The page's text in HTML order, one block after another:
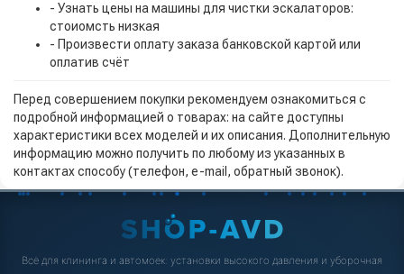
- Узнать цены на машины для чистки эскалаторов:
стоиомсть низкая
- Произвести оплату заказа банковской картой или
оплатив счёт
Перед совершением покупки рекомендуем ознакомиться с
подробной информацией о товарах: на сайте доступны
характеристики всех моделей и их описания. Дополнительную
информацию можно получить по любому из указанных в
контактах способу (телефон, e-mail, обратный звонок).
Всё для клининга и автомоек: установки высокого давления и уборочная